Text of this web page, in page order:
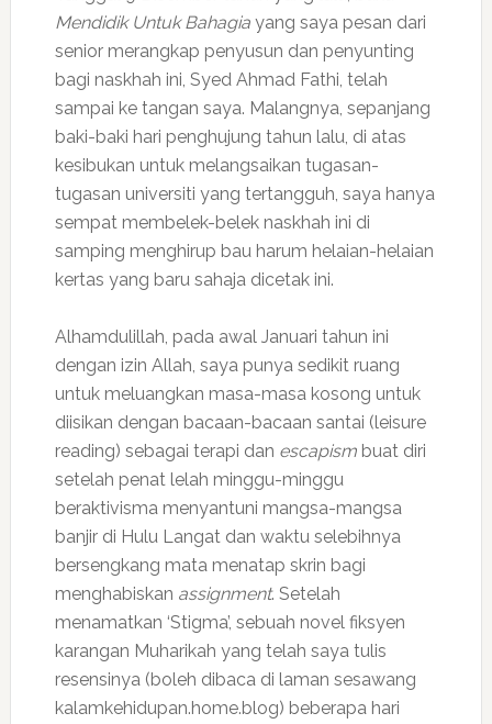
Mendidik Untuk Bahagiayang saya pesan dari
senior merangkap penyusun dan penyunting
bagi naskhah ini, Syed Ahmad Fathi, telah
sampai ke tangan saya. Malangnya, sepanjang
baki-baki hari penghujung tahun lalu, di atas
kesibukan untuk melangsaikan tugasan-
tugasan universiti yang tertangguh, saya hanya
sempat membelek-belek naskhah ini di
samping menghirup bau harum helaian-helaian
kertas yang baru sahaja dicetak ini.
Alhamdulillah, pada awal Januari tahun ini
dengan izin Allah, saya punya sedikit ruang
untuk meluangkan masa-masa kosong untuk
diisikan dengan bacaan-bacaan santai (leisure
reading) sebagai terapi dan escapismbuat diri
setelah penat lelah minggu-minggu
beraktivisma menyantuni mangsa-mangsa
banjir di Hulu Langat dan waktu selebihnya
bersengkang mata menatap skrin bagi
menghabiskan assignment. Setelah
menamatkan ‘Stigma’, sebuah novel fiksyen
karangan Muharikah yang telah saya tulis
resensinya (boleh dibaca di laman sesawang
kalamkehidupan.home.blog) beberapa hari